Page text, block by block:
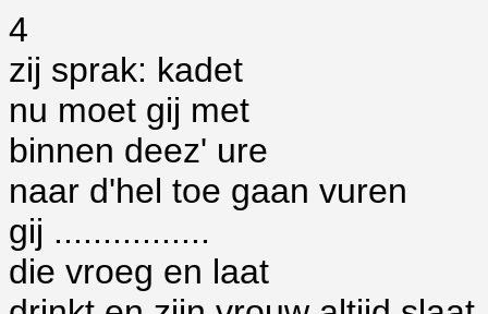
4
zij sprak: kadet
nu moet gij met
binnen deez' ure
naar d'hel toe gaan vuren
gij ................
die vroeg en laat